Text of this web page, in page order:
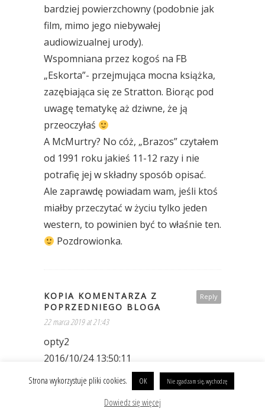
bardziej powierzchowny (podobnie jak
film, mimo jego niebywałej
audiowizualnej urody).
Wspomniana przez kogoś na FB
„Eskorta”- przejmująca mocna książka,
zazębiająca się ze Stratton. Biorąc pod
uwagę tematykę aż dziwne, że ją
przeoczyłaś
A McMurtry? No cóż, „Brazos” czytałem
od 1991 roku jakieś 11-12 razy i nie
potrafię jej w składny sposób opisać.
Ale zaprawdę powiadam wam, jeśli ktoś
miałby przeczytać w życiu tylko jeden
western, to powinien być to właśnie ten.
Pozdrowionka.
Reply
KOPIA KOMENTARZA Z
POPRZEDNIEGO BLOGA
22 marca 2019 at 21:43
opty2
2016/10/24 13:50:11
Owszem, w dzieciństwie czytałam
wszelkie książki o tematyce „dzikiego
zachodu”, później trochę westernów
Strona wykorzystuje pliki cookies. OK Nie zgadzam się, wychodzę
Dowiedz się więcej